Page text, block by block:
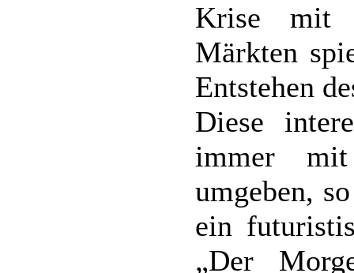
Krise mit
Märkten
Entstehen
Diese
immer mit
umgeben,
ein
„Der